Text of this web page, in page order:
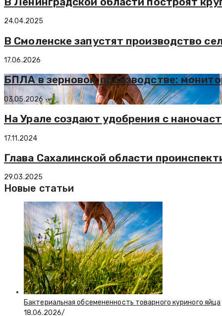
24.04.2025
В Смоленске запустят производство
17.06.2026
БПЛА в зерновом производстве:
03.05.2026
На Урале создают удобрения с
17.11.2024
Глава Сахалинской области
29.03.2025
Новые статьи
Бактериальная обсемененность товарного куриного яйца
18.06.2026/